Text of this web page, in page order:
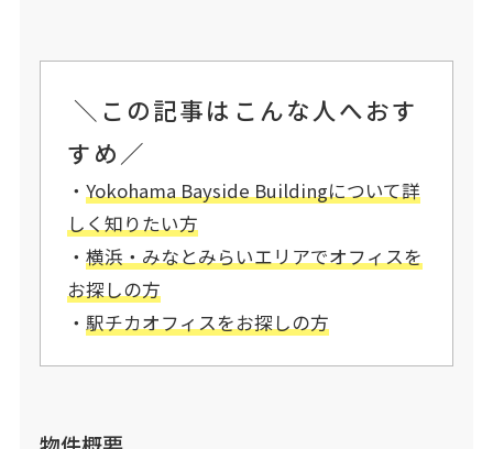
＼この記事はこんな人へおす
すめ／
・ Yokohama Bayside Buildingについて詳
しく知りたい方
・ 横浜・みなとみらいエリアでオフィスを
お探しの方
・ 駅チカオフィスをお探しの方